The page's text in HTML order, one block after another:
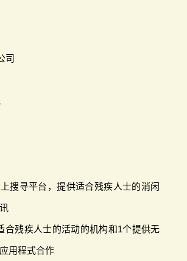
司
搜寻平台，提供适合残疾人士的消闲
合残疾人士的活动的机构和1个提供无
用程式合作